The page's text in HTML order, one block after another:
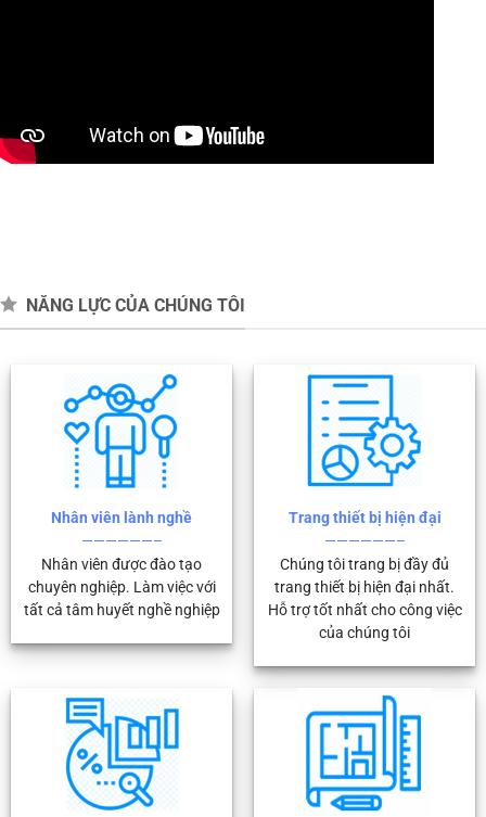
NĂNG LỰC CỦA CHÚNG TÔI
Nhân viên lành nghề
——————–
Nhân viên được đào tạo
chuyên nghiệp. Làm việc với
tất cả tâm huyết nghề nghiệp
Trang thiết bị hiện đại
——————–
Chúng tôi trang bị đầy đủ
trang thiết bị hiện đại nhất.
Hỗ trợ tốt nhất cho công việc
của chúng tôi